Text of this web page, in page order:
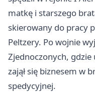
matkę i starszego
skierowany do pracy
Peltzery. Po wojnie
Zjednoczonych, gdzie
zajął się biznesem w
spedycyjnej.